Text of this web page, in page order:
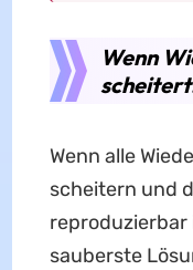
Wenn
Wenn alle
scheitern und
reproduzierbar
sauberste